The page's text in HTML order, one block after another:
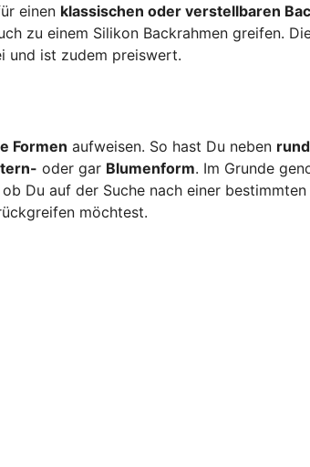
einen klassischen oder verstellbaren
zu einem Silikon Backrahmen greifen.
und ist zudem preiswert.
Formen aufweisen. So hast Du neben
oder gar Blumenform. Im Grunde
Du auf der Suche nach einer
möchtest.